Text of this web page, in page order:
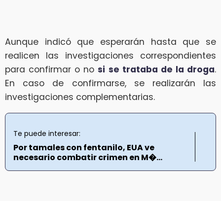
Aunque indicó que esperarán hasta que se
realicen las investigaciones correspondientes
para confirmar o nosi se trataba de la droga.
En caso de confirmarse, se realizarán las
investigaciones complementarias.
Te puede interesar:
Por tamales con fentanilo, EUA ve
necesario combatir crimen en M�...